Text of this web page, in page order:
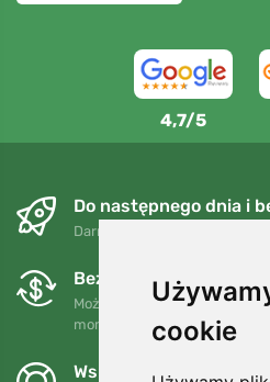
cookie
4,7/5
Do następnego dnia i
Darmowa wysyłka dla
Bezpłatne wymiany i
Możesz zwrócić lub wymienić
momencie w ciągu 90 dni.
Wspieramy Trees.org